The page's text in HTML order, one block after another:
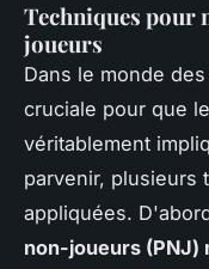
Techniques pour
joueurs
Dans le monde
cruciale pour que
véritablement
parvenir, plusieurs
appliquées.
non-joueurs (PNJ)